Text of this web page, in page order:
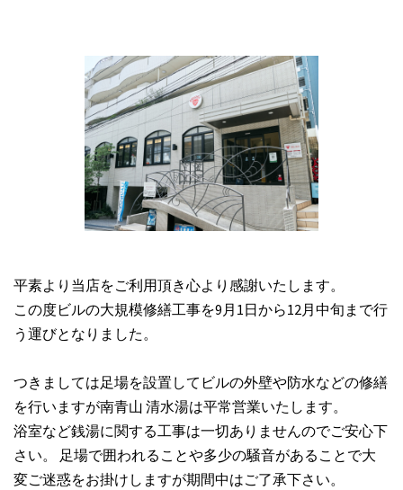
平素より当店をご利用頂き心より感謝いたします。
この度ビルの大規模修繕工事を9月1日から12月中旬まで行
う運びとなりました。
つきましては足場を設置してビルの外壁や防水などの修繕
を行いますが南青山 清水湯は平常営業いたします。
浴室など銭湯に関する工事は一切ありませんのでご安心下
さい。 足場で囲われることや多少の騒音があることで大
変ご迷惑をお掛けしますが期間中はご了承下さい。